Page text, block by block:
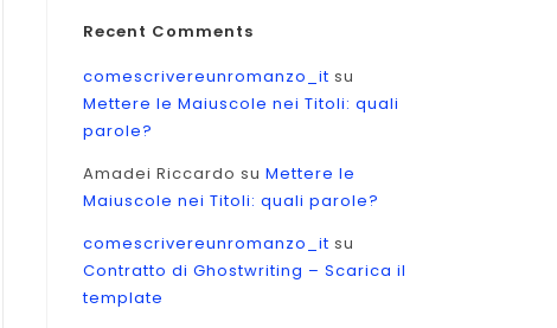
Recent Comments
comescrivereunromanzo_it su
Mettere le Maiuscole nei Titoli: quali
parole?
Amadei Riccardo su Mettere le
Maiuscole nei Titoli: quali parole?
comescrivereunromanzo_it su
Contratto di Ghostwriting – Scarica il
template